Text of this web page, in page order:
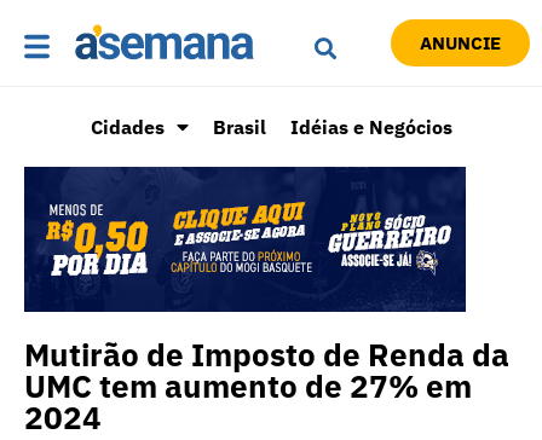
ANUNCIE
Cidades Brasil Idéias e Negócios
Mutirão de Imposto de Renda da
UMC tem aumento de 27% em
2024